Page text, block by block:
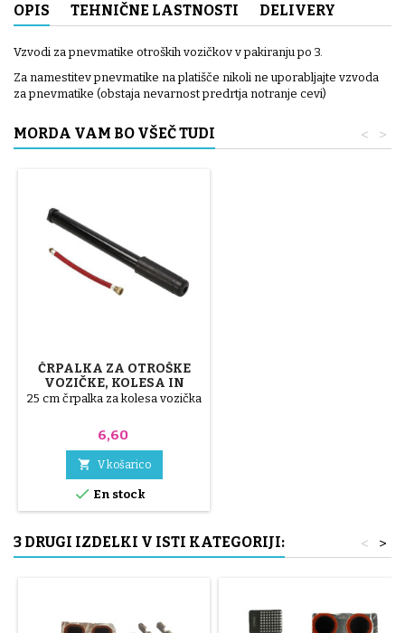
OPIS TEHNIČNE LASTNOSTI DELIVERY
Vzvodi za pnevmatike otroških vozičkov v pakiranju po 3.
Za namestitev pnevmatike na platišče nikoli ne uporabljajte vzvoda
za pnevmatike (obstaja nevarnost predrtja notranje cevi)
MORDA VAM BO VŠEČ TUDI >
<
ČRPALKA ZA OTROŠKE
VOZIČKE, KOLESA IN
SKUTERJE
25 cm črpalka za kolesa vozička
Cena
6,60
 V košarico
 En stock
3 DRUGI IZDELKI V ISTI KATEGORIJI: >
<